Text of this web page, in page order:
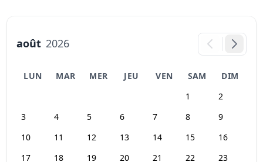
août 2026
LUN MAR MER JEU VEN SAM
DIM
1
2
3
4 5 6 7 8
9
10
11 12 13 14 15
16
17
18 19 20 21 22
23